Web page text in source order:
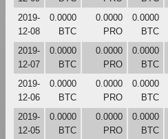
2019-
12-08
0.0000
BTC
0.0000
PRO
0.0000
BTC
2019-
12-07
0.0000
BTC
0.0000
PRO
0.0000
BTC
2019-
12-06
0.0000
BTC
0.0000
PRO
0.0000
BTC
2019-
12-05
0.0000
BTC
0.0000
PRO
0.0000
BTC